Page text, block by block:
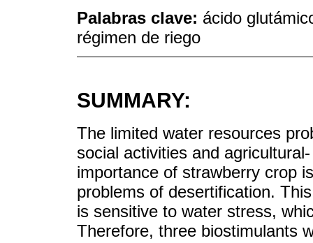
Palabras clave: ácido
régimen de riego
SUMMARY:
The limited water resources
social activities and
importance of strawberry crop
problems of desertification.
is sensitive to water stress,
Therefore, three biostimulants